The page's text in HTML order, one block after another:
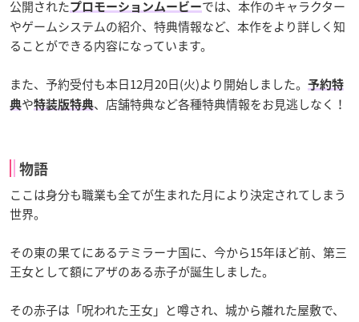
公開されたプロモーションムービーでは、本作のキャラクター
やゲームシステムの紹介、特典情報など、本作をより詳しく知
ることができる内容になっています。
また、予約受付も本日12月20日(火)より開始しました。 予約特
典や特装版特典、店舗特典など各種特典情報をお見逃しなく！
物語
ここは身分も職業も全てが生まれた月により決定されてしまう
世界。
その東の果てにあるテミラーナ国に、今から15年ほど前、第三
王女として額にアザのある赤子が誕生しました。
その赤子は「呪われた王女」と噂され、城から離れた屋敷で、